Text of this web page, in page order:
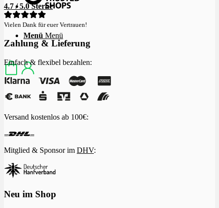
Menü Menü
4.7 / 5.0 Sterne
Vielen Dank für euer Vertrauen!
Zahlung & Lieferung
Einfach & flexibel bezahlen:
Versand kostenlos ab 100€:
Mitglied & Sponsor im DHV:
Neu im Shop